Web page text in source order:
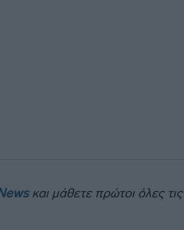
και μάθετε πρώτοι όλες τις